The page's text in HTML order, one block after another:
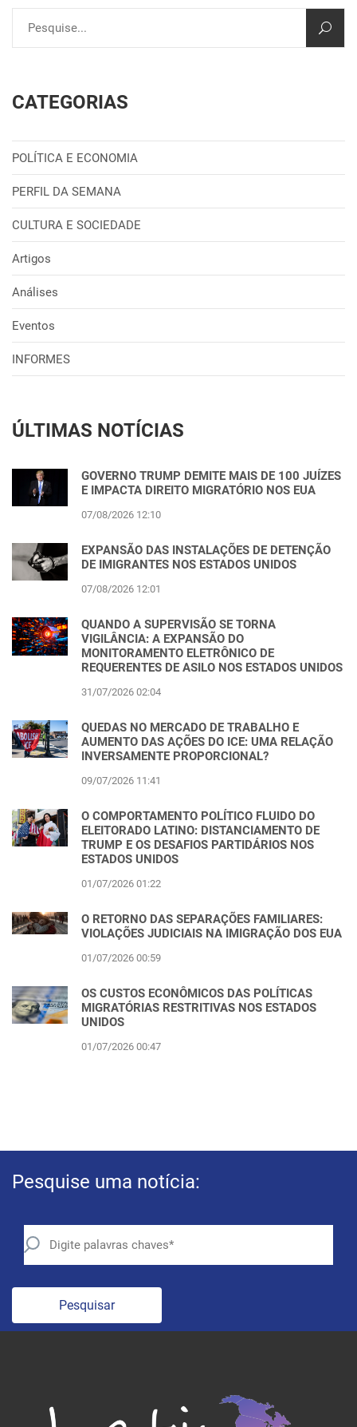
CATEGORIAS
POLÍTICA E ECONOMIA
PERFIL DA SEMANA
CULTURA E SOCIEDADE
Artigos
Análises
Eventos
INFORMES
ÚLTIMAS NOTÍCIAS
GOVERNO TRUMP DEMITE MAIS DE 100 JUÍZES
E IMPACTA DIREITO MIGRATÓRIO NOS EUA
07/08/2026 12:10
EXPANSÃO DAS INSTALAÇÕES DE DETENÇÃO
DE IMIGRANTES NOS ESTADOS UNIDOS
07/08/2026 12:01
QUANDO A SUPERVISÃO SE TORNA
VIGILÂNCIA: A EXPANSÃO DO
MONITORAMENTO ELETRÔNICO DE
REQUERENTES DE ASILO NOS ESTADOS UNIDOS
31/07/2026 02:04
QUEDAS NO MERCADO DE TRABALHO E
AUMENTO DAS AÇÕES DO ICE: UMA RELAÇÃO
INVERSAMENTE PROPORCIONAL?
09/07/2026 11:41
O COMPORTAMENTO POLÍTICO FLUIDO DO
ELEITORADO LATINO: DISTANCIAMENTO DE
TRUMP E OS DESAFIOS PARTIDÁRIOS NOS
ESTADOS UNIDOS
01/07/2026 01:22
O RETORNO DAS SEPARAÇÕES FAMILIARES:
VIOLAÇÕES JUDICIAIS NA IMIGRAÇÃO DOS EUA
01/07/2026 00:59
OS CUSTOS ECONÔMICOS DAS POLÍTICAS
MIGRATÓRIAS RESTRITIVAS NOS ESTADOS
UNIDOS
01/07/2026 00:47
Pesquise uma notícia:
Pesquisar